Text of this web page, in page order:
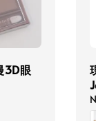
3D眼